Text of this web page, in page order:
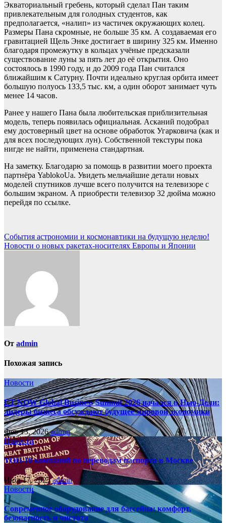
Экваториальный гребень, который сделал Пан таким
привлекательным для голодных студентов, как
предполагается, «налип» из частичек окружающих колец.
Размеры Пана скромные, не больше 35 км. А создаваемая его
гравитацией Щель Энке достигает в ширину 325 км. Именно
благодаря промежутку в кольцах учёные предсказали
существование луны за пять лет до её открытия. Оно
состоялось в 1990 году, и до 2009 года Пан считался
ближайшим к Сатурну. Почти идеально круглая орбита имеет
большую полуось 133,5 тыс. км, а один оборот занимает чуть
менее 14 часов.
Ранее у нашего Пана была любительская приблизительная
модель, теперь появилась официальная. Асканий подобрал
ему достоверный цвет на основе обработок Угарковича (как и
для всех последующих лун). Собственной текстуры пока
нигде не найти, применена стандартная.
На заметку. Благодарю за помощь в развитии моего проекта
партнёра YablokoUa. Увидеть мельчайшие детали новых
моделей спутников лучше всего получится на телевизоре с
большим экраном. А приобрести телевизор 32 дюйма можно
перейдя по ссылке.
Навигация
по
События астрономии и космонавтики на будущую неделю!
Новости о новых ракетах-носителях Европы и Японии
От admin
Похожая запись
Новости
ET NOW Global Business Summit 2026 начался в Нью‑Дели:
лидеры бизнеса обсуждают будущее мировой экономики
Фев 13, 2026admin
Новости
ТОП-10 компаний по переводам паспорта в Москве
Июл 17, 2025admin
Новости
Современное оборудование для бассейна: комфорт,
безопасность и чистота